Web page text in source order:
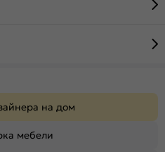
на дом
мебели